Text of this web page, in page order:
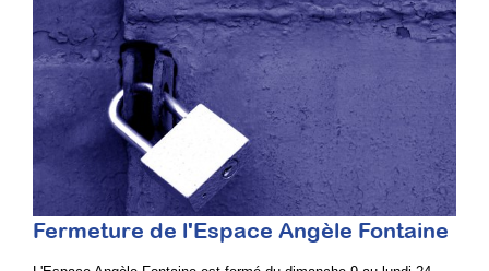
Fermeture de l'Espace Angèle Fontaine